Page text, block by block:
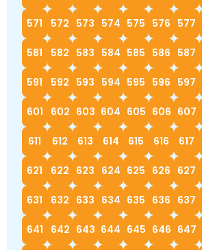
571 572 573 574 575 576 577
581 582 583 584 585 586 587
591 592 593 594 595 596 597
601 602 603 604 605 606 607
611 612 613 614 615 616 617
621 622 623 624 625 626 627
631 632 633 634 635 636 637
641 642 643 644 645 646 647